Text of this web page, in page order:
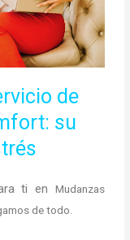
de
su
ti en Mudanzas
de todo.